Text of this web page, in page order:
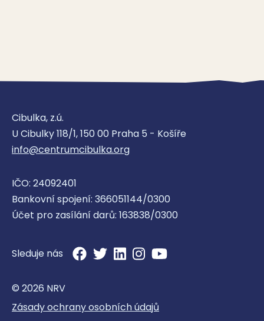
Cibulka, z.ú.
U Cibulky 118/1, 150 00 Praha 5 - Košíře
info@centrumcibulka.org
IČO: 24092401
Bankovní spojení: 366051144/0300
Účet pro zasílání darů: 163838/0300
Sleduje nás
© 2026 NRV
Zásady ochrany osobních údajů